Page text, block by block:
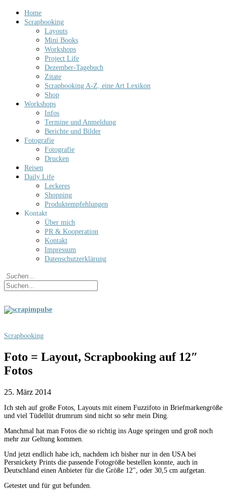
Home
Scrapbooking
Layouts
Mini Books
Workshops
Project Life
Dezember-Tagebuch
Zitate
Scrapbooking A-Z, eine Art Lexikon
Shop
Workshops
Infos
Termine und Anmeldung
Berichte und Bilder
Fotografie
Fotografie
Drucken
Reisen
Daily Life
Leckeres
Shopping
Produktempfehlungen
Kontakt
Über mich
PR & Kooperation
Kontakt
Impressum
Datenschutzerklärung
Scrapbooking
Foto = Layout, Scrapbooking auf 12″
Fotos
25. März 2014
Ich steh auf große Fotos, Layouts mit einem Fuzzifoto in Briefmarkengröße
und viel Tüdellüt drumrum sind nicht so sehr mein Ding.
Manchmal hat man Fotos die so richtig ins Auge springen und groß noch
mehr zur Geltung kommen.
Und jetzt endlich habe ich, nachdem ich bisher nur in den USA bei
Persnickety Prints die passende Fotogröße bestellen konnte, auch in
Deutschland einen Anbieter für die Größe 12", oder 30,5 cm aufgetan.
Getestet und für gut befunden.